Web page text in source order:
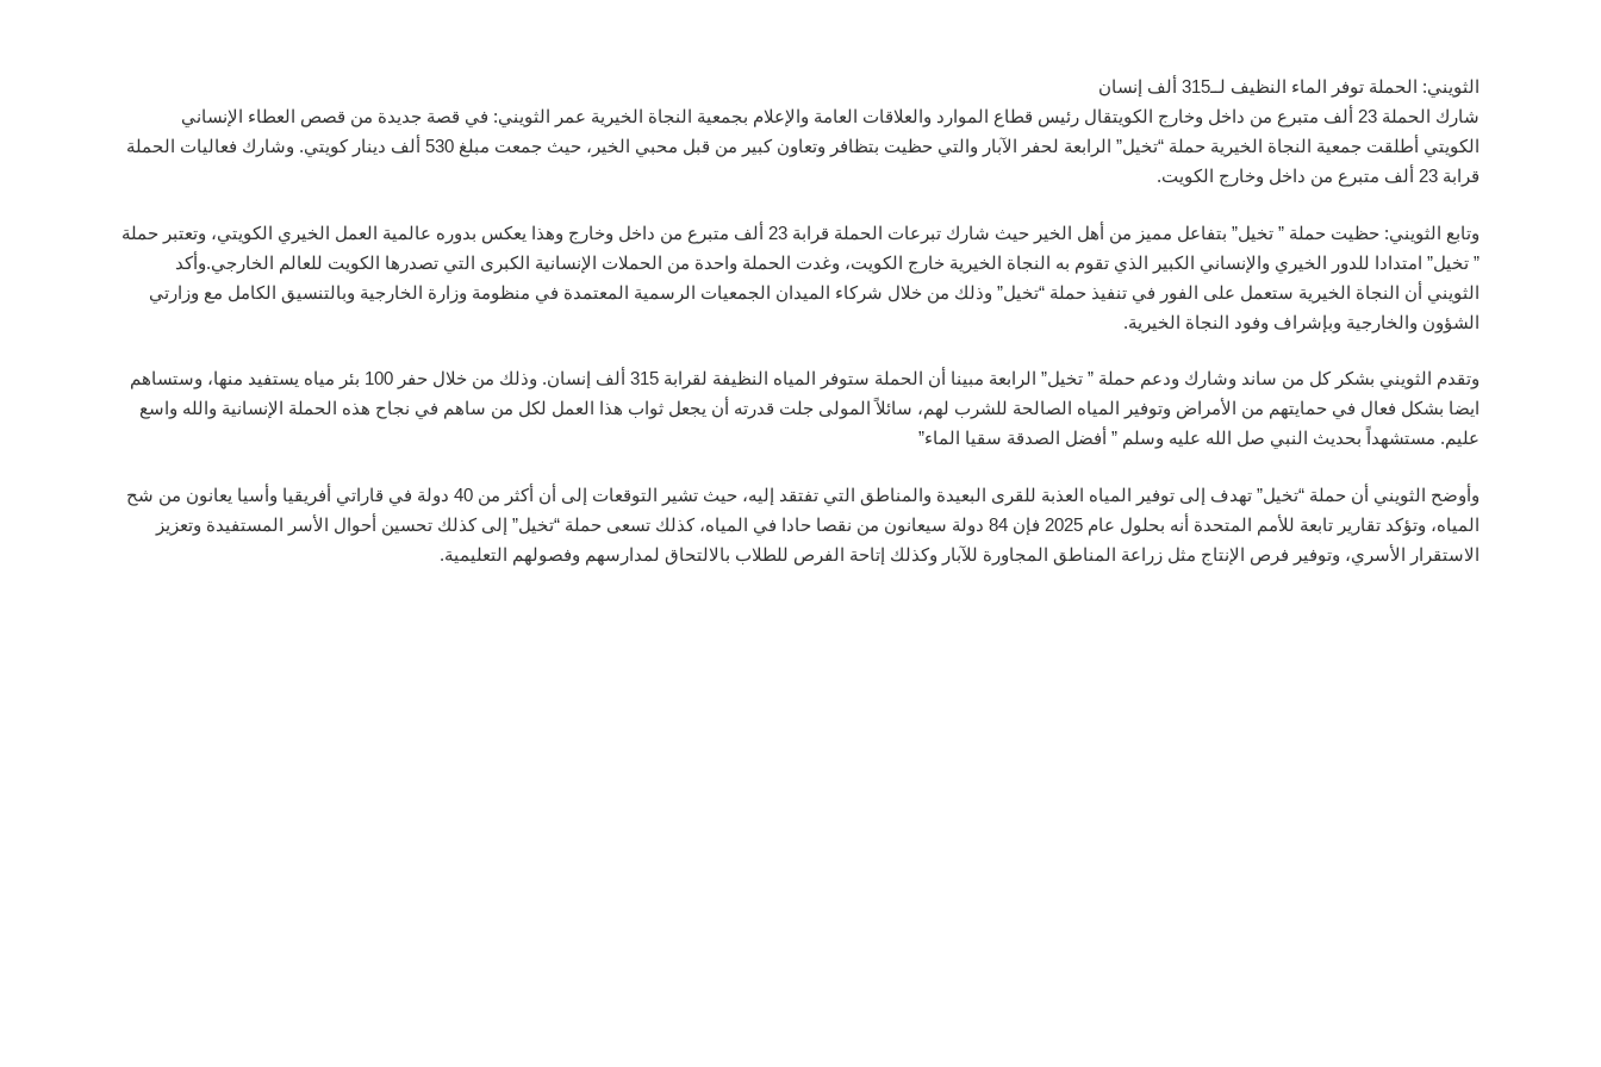
الثويني: الحملة توفر الماء النظيف لــ315 ألف إنسان
شارك الحملة 23 ألف متبرع من داخل وخارج الكويتقال رئيس قطاع الموارد والعلاقات العامة والإعلام بجمعية النجاة الخيرية عمر الثويني: في قصة جديدة من قصص العطاء الإنساني
الكويتي أطلقت جمعية النجاة الخيرية حملة “تخيل” الرابعة لحفر الآبار والتي حظيت بتظافر وتعاون كبير من قبل محبي الخير، حيث جمعت مبلغ 530 ألف دينار كويتي. وشارك فعاليات الحملة
قرابة 23 ألف متبرع من داخل وخارج الكويت.
وتابع الثويني: حظيت حملة ” تخيل” بتفاعل مميز من أهل الخير حيث شارك تبرعات الحملة قرابة 23 ألف متبرع من داخل وخارج وهذا يعكس بدوره عالمية العمل الخيري الكويتي، وتعتبر حملة
” تخيل” امتدادا للدور الخيري والإنساني الكبير الذي تقوم به النجاة الخيرية خارج الكويت، وغدت الحملة واحدة من الحملات الإنسانية الكبرى التي تصدرها الكويت للعالم الخارجي.وأكد
الثويني أن النجاة الخيرية ستعمل على الفور في تنفيذ حملة “تخيل” وذلك من خلال شركاء الميدان الجمعيات الرسمية المعتمدة في منظومة وزارة الخارجية وبالتنسيق الكامل مع وزارتي
الشؤون والخارجية وبإشراف وفود النجاة الخيرية.
وتقدم الثويني بشكر كل من ساند وشارك ودعم حملة ” تخيل” الرابعة مبينا أن الحملة ستوفر المياه النظيفة لقرابة 315 ألف إنسان. وذلك من خلال حفر 100 بئر مياه يستفيد منها، وستساهم
ايضا بشكل فعال في حمايتهم من الأمراض وتوفير المياه الصالحة للشرب لهم، سائلاً المولى جلت قدرته أن يجعل ثواب هذا العمل لكل من ساهم في نجاح هذه الحملة الإنسانية والله واسع
عليم. مستشهداً بحديث النبي صل الله عليه وسلم ” أفضل الصدقة سقيا الماء”
وأوضح الثويني أن حملة “تخيل” تهدف إلى توفير المياه العذبة للقرى البعيدة والمناطق التي تفتقد إليه، حيث تشير التوقعات إلى أن أكثر من 40 دولة في قاراتي أفريقيا وأسيا يعانون من شح
المياه، وتؤكد تقارير تابعة للأمم المتحدة أنه بحلول عام 2025 فإن 84 دولة سيعانون من نقصا حادا في المياه، كذلك تسعى حملة “تخيل” إلى كذلك تحسين أحوال الأسر المستفيدة وتعزيز
الاستقرار الأسري، وتوفير فرص الإنتاج مثل زراعة المناطق المجاورة للآبار وكذلك إتاحة الفرص للطلاب بالالتحاق لمدارسهم وفصولهم التعليمية.